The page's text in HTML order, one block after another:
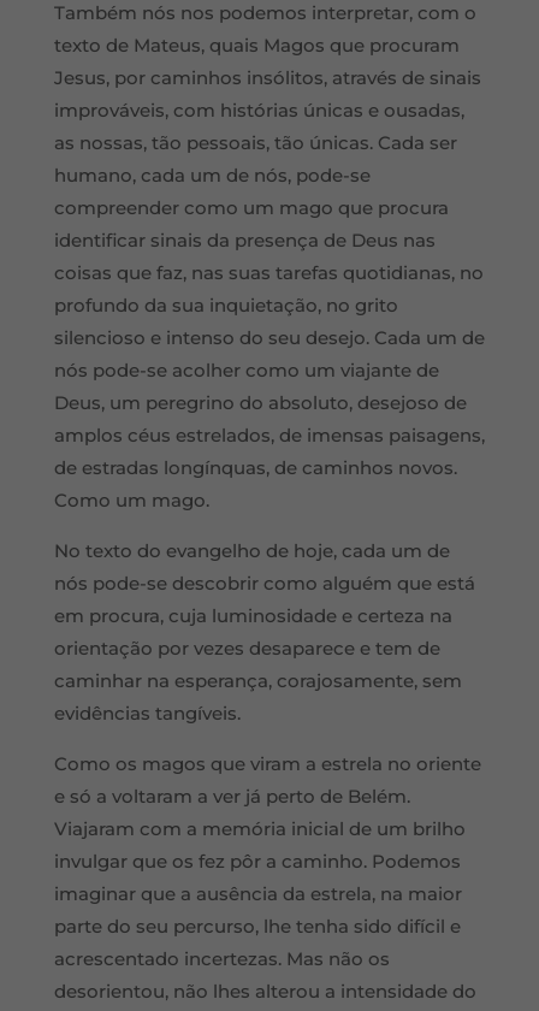
Também nós nos podemos interpretar, com o
texto de Mateus, quais Magos que procuram
Jesus, por caminhos insólitos, através de sinais
improváveis, com histórias únicas e ousadas,
as nossas, tão pessoais, tão únicas. Cada ser
humano, cada um de nós, pode-se
compreender como um mago que procura
identificar sinais da presença de Deus nas
coisas que faz, nas suas tarefas quotidianas, no
profundo da sua inquietação, no grito
silencioso e intenso do seu desejo. Cada um de
nós pode-se acolher como um viajante de
Deus, um peregrino do absoluto, desejoso de
amplos céus estrelados, de imensas paisagens,
de estradas longínquas, de caminhos novos.
Como um mago.
No texto do evangelho de hoje, cada um de
nós pode-se descobrir como alguém que está
em procura, cuja luminosidade e certeza na
orientação por vezes desaparece e tem de
caminhar na esperança, corajosamente, sem
evidências tangíveis.
Como os magos que viram a estrela no oriente
e só a voltaram a ver já perto de Belém.
Viajaram com a memória inicial de um brilho
invulgar que os fez pôr a caminho. Podemos
imaginar que a ausência da estrela, na maior
parte do seu percurso, lhe tenha sido difícil e
acrescentado incertezas. Mas não os
desorientou, não lhes alterou a intensidade do